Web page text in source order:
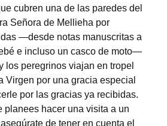
cubren una de las paredes del
Señora de Mellieha por
—desde notas manuscritas a
e incluso un casco de moto—
los peregrinos viajan en tropel
Virgen por una gracia especial
por las gracias ya recibidas.
planees hacer una visita a un
de tener en cuenta el